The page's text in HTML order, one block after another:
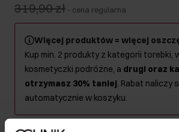
319,90 zł - cena regularna
Więcej produktów = więcej
Kup min. 2 produkty z kategorii torebki,
kosmetyczki podróżne, a drugi oraz
otrzymasz 30% taniej. Rabat naliczy
automatycznie w koszyku.